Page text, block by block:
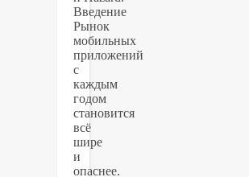
Введение
Рынок
мобильных
приложений
с
каждым
годом
становится
всё
шире
и
опаснее.